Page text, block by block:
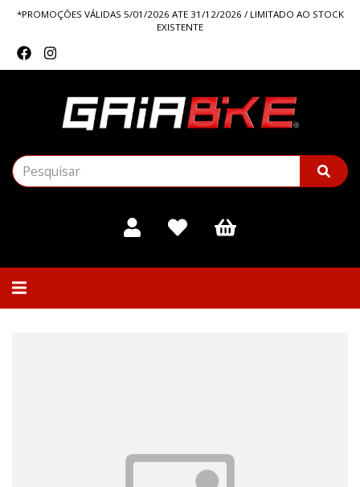
*PROMOÇÕES VÁLIDAS 5/01/2026 ATE 31/12/2026 / LIMITADO AO STOCK
EXISTENTE
Alternar